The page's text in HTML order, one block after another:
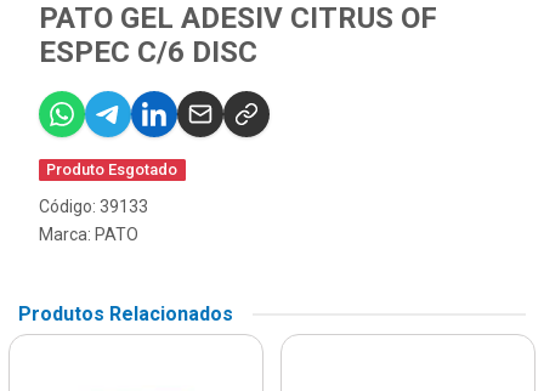
PATO GEL ADESIV CITRUS OF
ESPEC C/6 DISC
Produto Esgotado
Código: 39133
Marca: PATO
Produtos Relacionados